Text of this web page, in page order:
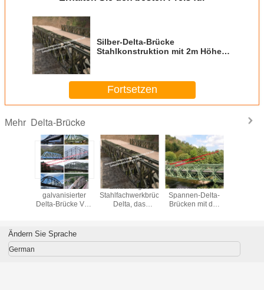
Silber-Delta-Brücke
Stahlkonstruktion mit 2m Höhe
Fortsetzen
Mehr Delta-Brücke
Heißes Bad-
galvanisierter
Delta-Brücke Vor-
Entwurfs-Bau
Einbahniges
Stahlfachwerkbrücke-
Delta, das
überbrückt
Mehrfache
Spannen-Delta-
Brücken mit der
Ändern Sie Sprache
German